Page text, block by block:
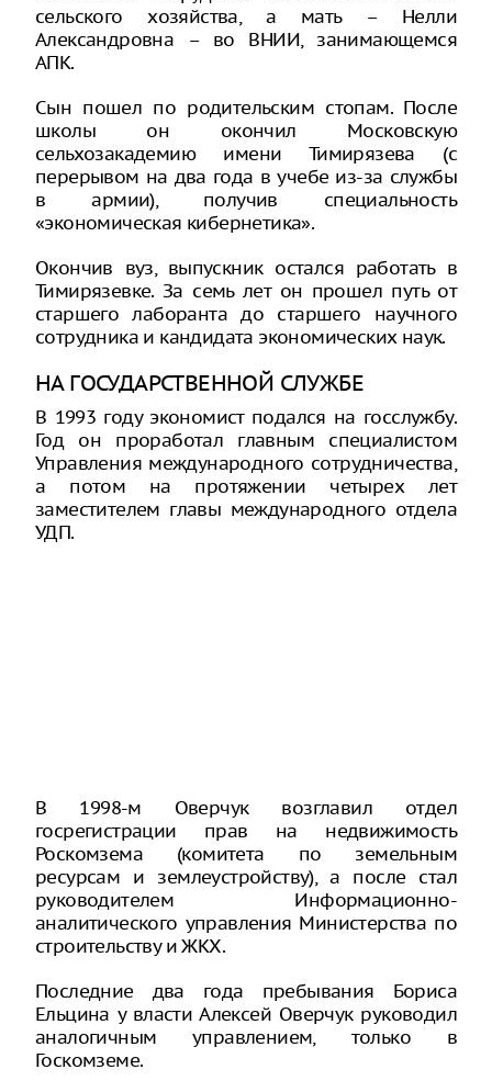
сельского хозяйства, а мать – Нелли
Александровна – во ВНИИ, занимающемся
АПК.
Сын пошел по родительским стопам. После
школы он окончил Московскую
сельхозакадемию имени Тимирязева (с
перерывом на два года в учебе из-за службы
в армии), получив специальность
«экономическая кибернетика».
Окончив вуз, выпускник остался работать в
Тимирязевке. За семь лет он прошел путь от
старшего лаборанта до старшего научного
сотрудника и кандидата экономических наук.
НА ГОСУДАРСТВЕННОЙ СЛУЖБЕ
В 1993 году экономист подался на госслужбу.
Год он проработал главным специалистом
Управления международного сотрудничества,
а потом на протяжении четырех лет
заместителем главы международного отдела
УДП.
В 1998-м Оверчук возглавил отдел
госрегистрации прав на недвижимость
Роскомзема (комитета по земельным
ресурсам и землеустройству), а после стал
руководителем Информационно-
аналитического управления Министерства по
строительству и ЖКХ.
Последние два года пребывания Бориса
Ельцина у власти Алексей Оверчук руководил
аналогичным управлением, только в
Госкомземе.